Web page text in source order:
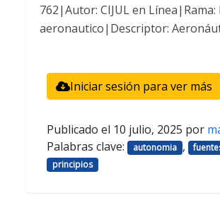
762|Autor: CIJUL en Línea|Rama:
aeronautico|Descriptor:
Iniciar sesión para ver más
Publicado el 10 julio, 2025 por
Palabras clave:
autonomia ,
principios